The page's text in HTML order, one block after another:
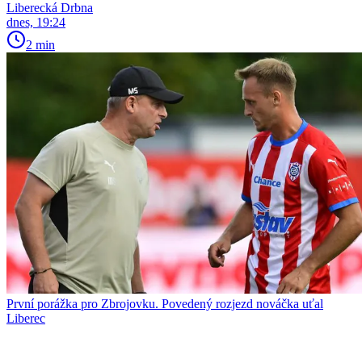
Liberecká Drbna
dnes, 19:24
2 min
První porážka pro Zbrojovku. Povedený rozjezd nováčka uťal
Liberec